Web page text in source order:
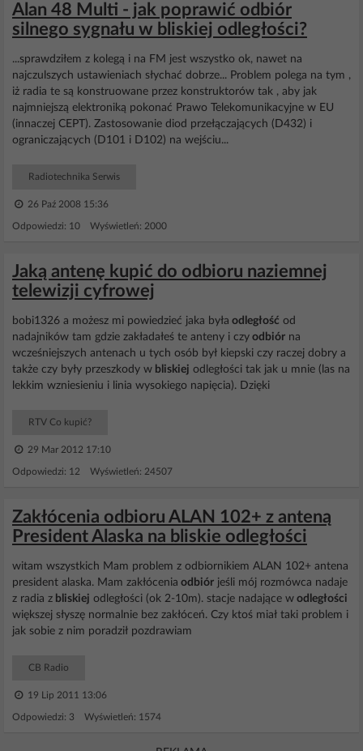
Alan 48 Multi - jak poprawić odbiór
silnego sygnału w bliskiej odległości?
...sprawdziłem z kolegą i na FM jest wszystko ok, nawet na
najczulszych ustawieniach słychać dobrze... Problem polega na tym ,
iż radia te są konstruowane przez konstruktorów tak , aby jak
najmniejszą elektroniką pokonać Prawo Telekomunikacyjne w EU
(innaczej CEPT). Zastosowanie diod przełączających (D432) i
ograniczających (D101 i D102) na wejściu...
Radiotechnika Serwis
26 Paź 2008 15:36
Odpowiedzi: 10 Wyświetleń: 2000
Jaką antenę kupić do odbioru naziemnej
telewizji cyfrowej
bobi1326 a możesz mi powiedzieć jaka była odległość od
nadajników tam gdzie zakładałeś te anteny i czy odbiór na
wcześniejszych antenach u tych osób był kiepski czy raczej dobry a
także czy były przeszkody w bliskiej odległości tak jak u mnie (las na
lekkim wzniesieniu i linia wysokiego napięcia). Dzięki
RTV Co kupić?
29 Mar 2012 17:10
Odpowiedzi: 12 Wyświetleń: 24507
Zakłócenia odbioru ALAN 102+ z anteną
President Alaska na bliskie odległości
witam wszystkich Mam problem z odbiornikiem ALAN 102+ antena
president alaska. Mam zakłócenia odbiór jeśli mój rozmówca nadaje
z radia z bliskiej odległości (ok 2-10m). stacje nadające w odległości
większej słyszę normalnie bez zakłóceń. Czy ktoś miał taki problem i
jak sobie z nim poradził pozdrawiam
CB Radio
19 Lip 2011 13:06
Odpowiedzi: 3 Wyświetleń: 1574